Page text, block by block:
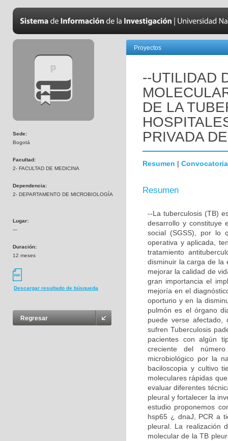
Sede:
Bogotá
Facultad:
2- FACULTAD DE MEDICINA
Dependencia:
2- DEPARTAMENTO DE MICROBIOLOGÍA
Lugar:
---
Duración:
12 meses
Descargar resultado de búsqueda
Regresar
Proyectos
--UTILIDAD
DE LA
PRIVADA
Resumen | Convocatoria
Resumen
--La tuberculosis (TB)
desarrollo y constituye
social (SGSS), por lo
operativa y aplicada,
tratamiento
disminuir la carga de la
mejorar la calidad de
gran importancia el
mejoría en el
oportuno y en la
pulmón es el órgano
puede verse
sufren Tuberculosis
pacientes con algún
creciente del
microbiológico por la
baciloscopia y cultivo
moleculares rápidas
evaluar diferentes
pleural y fortalecer la
estudio proponemos
hsp65 ¿ dnaJ, PCR a
pleural. La realización
molecular de la TB